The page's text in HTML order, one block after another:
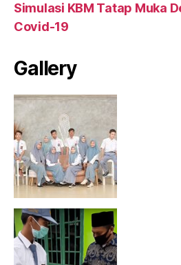
Simulasi KBM Tatap Muka
Covid-19
Gallery